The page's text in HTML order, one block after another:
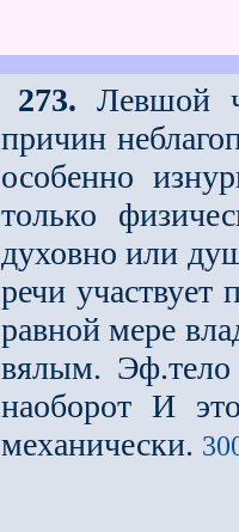
273. Левшой
причин
особенно
только
духовно или
речи участвует
равной мере
вялым. Эф.тело
наоборот И
механически.